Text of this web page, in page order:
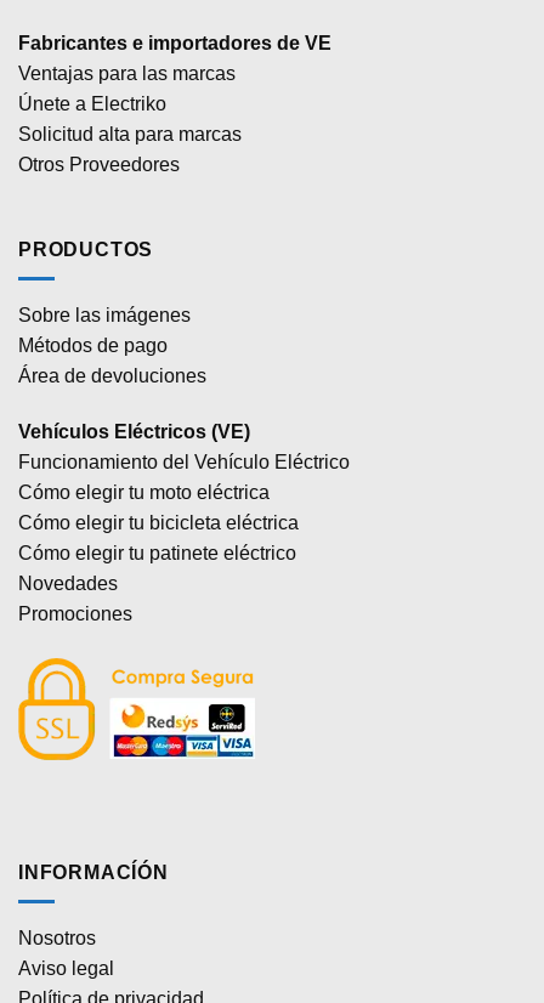
Fabricantes e importadores de VE
Ventajas para las marcas
Únete a Electriko
Solicitud alta para marcas
Otros Proveedores
PRODUCTOS
Sobre las imágenes
Métodos de pago
Área de devoluciones
Vehículos Eléctricos (VE)
Funcionamiento del Vehículo Eléctrico
Cómo elegir tu moto eléctrica
Cómo elegir tu bicicleta eléctrica
Cómo elegir tu patinete eléctrico
Novedades
Promociones
INFORMACÍÓN
Nosotros
Aviso legal